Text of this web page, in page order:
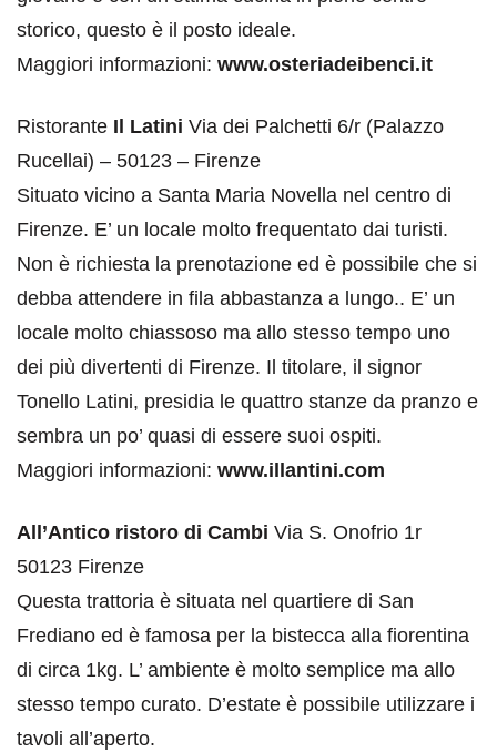
storico, questo è il posto ideale.
Maggiori informazioni: www.osteriadeibenci.it
Ristorante Il Latini Via dei Palchetti 6/r (Palazzo
Rucellai) – 50123 – Firenze
Situato vicino a Santa Maria Novella nel centro di
Firenze. E’ un locale molto frequentato dai turisti.
Non è richiesta la prenotazione ed è possibile che si
debba attendere in fila abbastanza a lungo.. E’ un
locale molto chiassoso ma allo stesso tempo uno
dei più divertenti di Firenze. Il titolare, il signor
Tonello Latini, presidia le quattro stanze da pranzo e
sembra un po’ quasi di essere suoi ospiti.
Maggiori informazioni: www.illantini.com
All’Antico ristoro di Cambi Via S. Onofrio 1r
50123 Firenze
Questa trattoria è situata nel quartiere di San
Frediano ed è famosa per la bistecca alla fiorentina
di circa 1kg. L’ ambiente è molto semplice ma allo
stesso tempo curato. D’estate è possibile utilizzare i
tavoli all’aperto.